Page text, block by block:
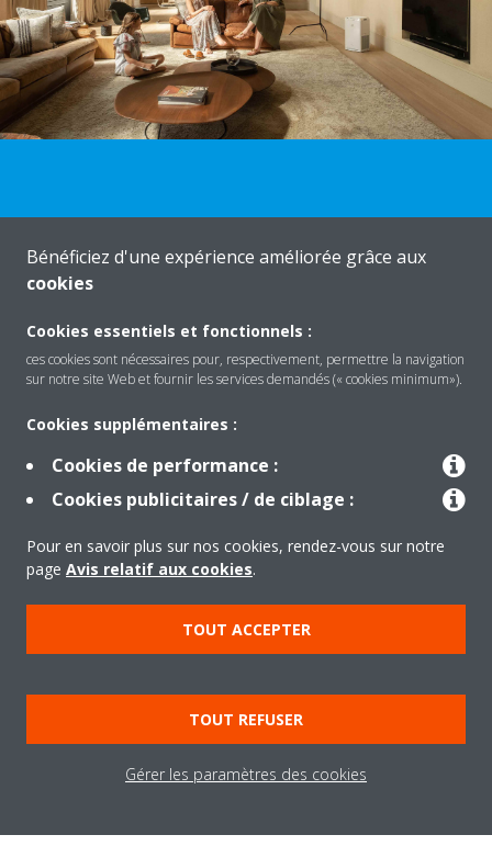
Profitez d’un air intérieur sain
frais.
Besoin d'aide?
CONTACTEZ-NOUS
Bénéficiez d'une expérience améliorée grâce aux
cookies
Cookies essentiels et fonctionnels :
ces cookies sont nécessaires pour, respectivement, permettre la navigation
sur notre site Web et fournir les services demandés (« cookies minimum»).
Cookies supplémentaires :
Cookies de performance :
Cookies publicitaires / de ciblage :
Pour en savoir plus sur nos cookies, rendez-vous sur notre
page Avis relatif aux cookies.
TOUT ACCEPTER
TOUT REFUSER
Gérer les paramètres des cookies